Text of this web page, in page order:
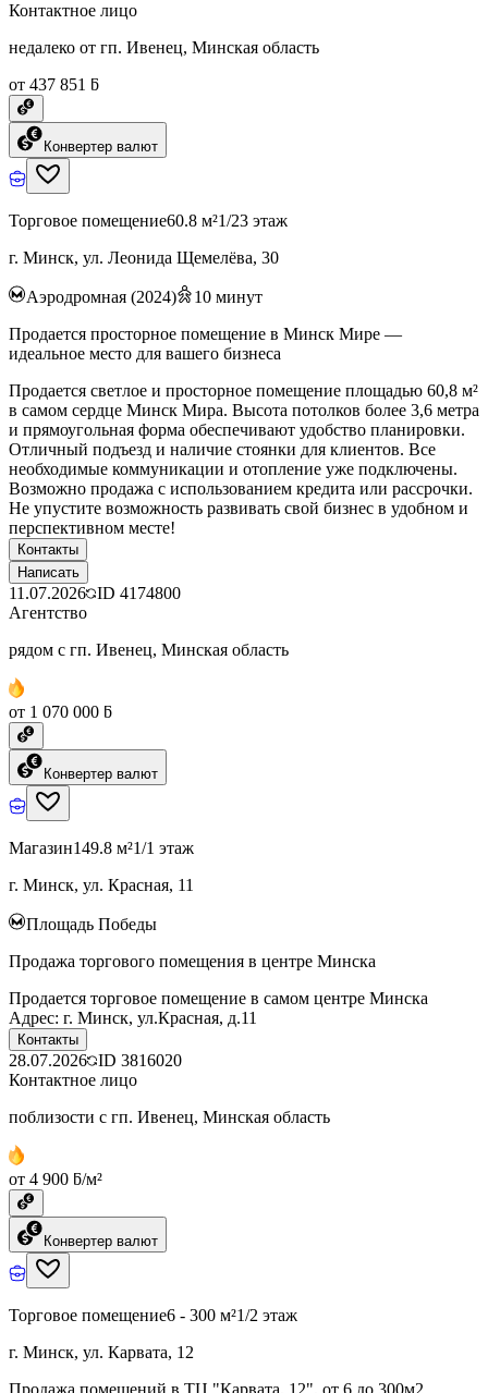
Контактное лицо
недалеко от гп. Ивенец, Минская область
от 437 851 ƃ
Конвертер валют
Торговое помещение60.8 м²1/23 этаж
г. Минск, ул. Леонида Щемелёва, 30
Аэродромная (2024) 10 минут
Продается просторное помещение в Минск Мире —
идеальное место для вашего бизнеса
Продается светлое и просторное помещение площадью 60,8 м²
в самом сердце Минск Мира. Высота потолков более 3,6 метра
и прямоугольная форма обеспечивают удобство планировки.
Отличный подъезд и наличие стоянки для клиентов. Все
необходимые коммуникации и отопление уже подключены.
Возможно продажа с использованием кредита или рассрочки.
Не упустите возможность развивать свой бизнес в удобном и
перспективном месте!
Контакты
Написать
11.07.2026 ID 4174800
Агентство
рядом с гп. Ивенец, Минская область
от 1 070 000 ƃ
Конвертер валют
Магазин149.8 м²1/1 этаж
г. Минск, ул. Красная, 11
Площадь Победы
Продажа торгового помещения в центре Минска
Продается торговое помещение в самом центре Минска
Адрес: г. Минск, ул.Красная, д.11
Контакты
28.07.2026 ID 3816020
Контактное лицо
поблизости с гп. Ивенец, Минская область
от 4 900 ƃ/м²
Конвертер валют
Торговое помещение6 - 300 м²1/2 этаж
г. Минск, ул. Карвата, 12
Продажа помещений в ТЦ "Карвата, 12", от 6 до 300м2